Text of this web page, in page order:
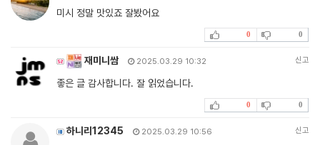
미시 정말 맛있죠 잘봤어요
0 0
재미니쌈 2025.03.29 10:32 신고
좋은 글 감사합니다. 잘 읽었습니다.
0 0
하니리12345 2025.03.29 10:56 신고